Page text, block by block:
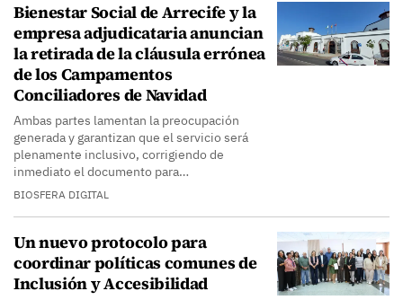
Bienestar Social de Arrecife y la
empresa adjudicataria anuncian
la retirada de la cláusula errónea
de los Campamentos
Conciliadores de Navidad
Ambas partes lamentan la preocupación
generada y garantizan que el servicio será
plenamente inclusivo, corrigiendo de
inmediato el documento para…
BIOSFERA DIGITAL
Un nuevo protocolo para
coordinar políticas comunes de
Inclusión y Accesibilidad